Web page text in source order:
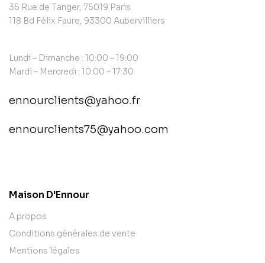
35 Rue de Tanger, 75019 Paris
118 Bd Félix Faure, 93300 Aubervilliers
Lundi – Dimanche : 10:00 – 19:00
Mardi – Mercredi : 10:00 – 17:30
ennourclients@yahoo.fr
ennourclients75@yahoo.com
Maison D'Ennour
A propos
Conditions générales de vente
Mentions légales